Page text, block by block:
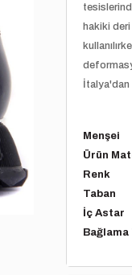
hakiki
İtalya'dan
Menşei
Ürün
Renk
Taban
İç Astar
Bağlama